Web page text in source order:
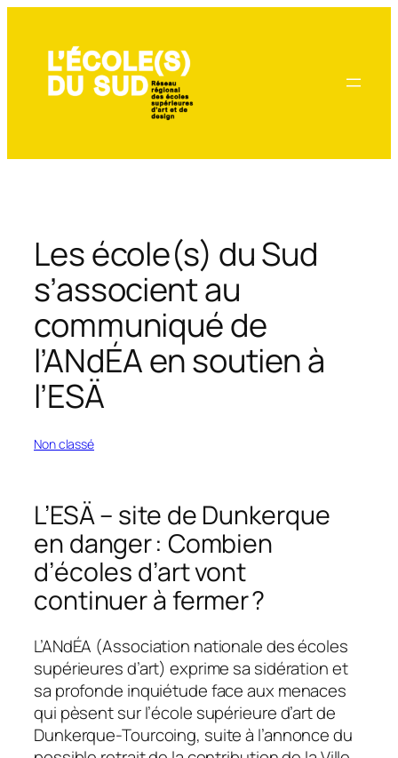
contenu
Les école(s) du Sud
s’associent au
communiqué de
l’ANdÉA en soutien à
l’ESÄ
Non classé
L’ESÄ – site de Dunkerque
en danger : Combien
d’écoles d’art vont
continuer à fermer ?
L’ANdÉA (Association nationale des écoles
supérieures d’art) exprime sa sidération et
sa profonde inquiétude face aux menaces
qui pèsent sur l’école supérieure d’art de
Dunkerque-Tourcoing, suite à l’annonce du